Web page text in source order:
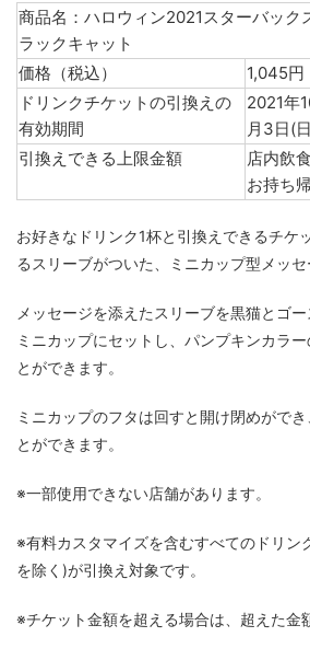
商品名：ハロウィン2021スターバック
ラックキャット
価格（税込）
1,045円
ドリンクチケットの引換えの
有効期間
2021年
月3日(
引換えできる上限金額
店内飲
お持ち
お好きなドリンク1杯と引換えできるチケ
るスリーブがついた、ミニカップ型メッセ
メッセージを添えたスリーブを黒猫とゴ
ミニカップにセットし、パンプキンカラ
とができます。
ミニカップのフタは回すと開け閉めがで
とができます。
※一部使用できない店舗があります。
※有料カスタマイズを含むすべてのドリン
を除く)が引換え対象です。
※チケット金額を超える場合は、超えた金